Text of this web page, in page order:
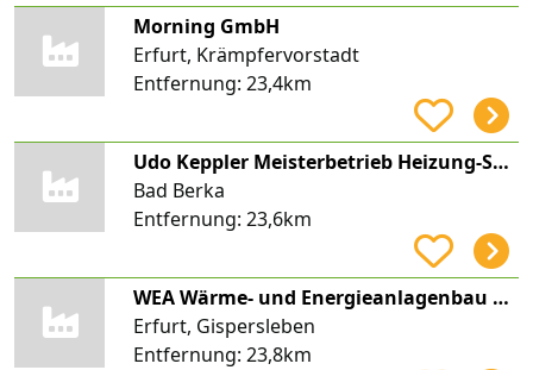
Morning GmbH
Erfurt, Krämpfervorstadt
Entfernung: 23,4km
Udo Keppler Meisterbetrieb Heizung-Sanitär-Solar
Bad Berka
Entfernung: 23,6km
WEA Wärme- und Energieanlagenbau GmbH
Erfurt, Gispersleben
Entfernung: 23,8km